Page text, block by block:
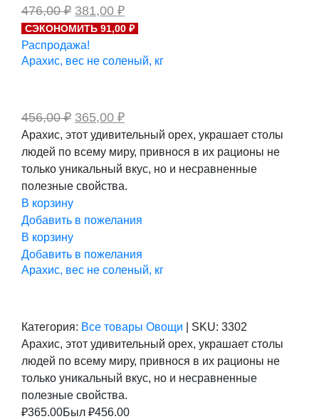
476,00₽ Первоначальная
цена
составляла
476,00 ₽.
381,00 ₽Текущая
цена:
381,00 ₽.
СЭКОНОМИТЬ 91,00 ₽
Распродажа!
Арахис, вес не соленый, кг
456,00₽ Первоначальная
цена
составляла
456,00 ₽.
365,00 ₽Текущая
цена:
365,00 ₽.
Арахис, этот удивительный орех, украшает столы
людей по всему миру, привнося в их рационы не
только уникальный вкус, но и несравненные
полезные свойства.
В корзину
Добавить в пожелания
В корзину
Добавить в пожелания
Арахис, вес не соленый, кг
Категория: Все товары Овощи SKU: 3302
Арахис, этот удивительный орех, украшает столы
людей по всему миру, привнося в их рационы не
только уникальный вкус, но и несравненные
полезные свойства.
₽365.00Был ₽456.00